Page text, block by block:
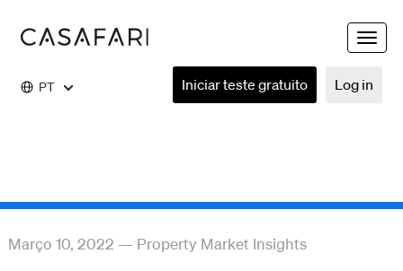
Toggle
PT Log in
Iniciar teste gratuito
Março 10, 2022 — Property Market Insights